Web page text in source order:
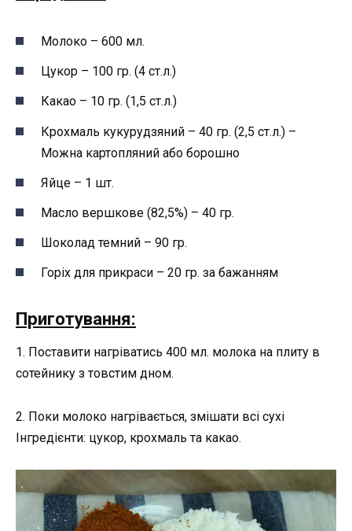
Молоко – 600 мл.
Цукор – 100 гр. (4 ст.л.)
Какао – 10 гр. (1,5 ст.л.)
Крохмаль кукурудзяний – 40 гр. (2,5 ст.л.) –
Можна картопляний або борошно
Яйце – 1 шт.
Масло вершкове (82,5%) – 40 гр.
Шоколад темний – 90 гр.
Горіх для прикраси – 20 гр. за бажанням
Приготування:
1. Поставити нагріватись 400 мл. молока на плиту в
сотейнику з товстим дном.
2. Поки молоко нагрівається, змішати всі сухі
Інгредієнти: цукор, крохмаль та какао.